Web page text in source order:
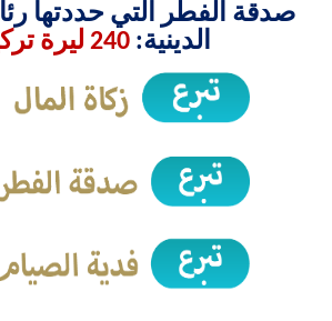
صدقة الفطر التي حددتها
الدينية: 240 ليرة تركية ₺